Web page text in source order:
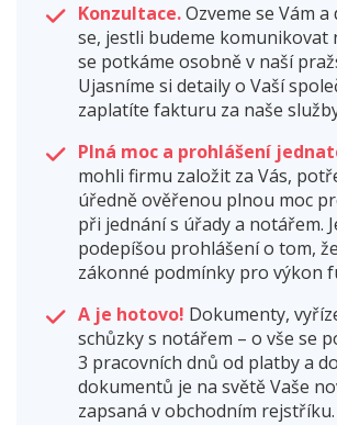
Konzultace.Ozveme se Vám
se, jestli budeme komunikovat
se potkáme osobně v naší
Ujasníme si detaily o Vaší
zaplatíte fakturu za naše
Plná moc a prohlášení
mohli firmu založit za Vás,
úředně ověřenou plnou moc
při jednání s úřady a notářem.
podepíšou prohlášení o tom,
zákonné podmínky pro výkon
A je hotovo! Dokumenty,
schůzky s notářem – o vše se
3 pracovních dnů od platby a
dokumentů je na světě Vaše
zapsaná v obchodním rejstříku.